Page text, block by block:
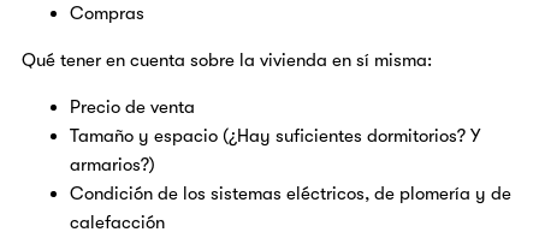
Compras
Qué tener en cuenta sobre la vivienda en sí misma:
Precio de venta
Tamaño y espacio (¿Hay suficientes dormitorios? Y
armarios?)
Condición de los sistemas eléctricos, de plomería y de
calefacción